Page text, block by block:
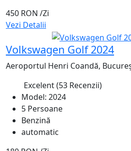
450 RON /Zi
Vezi Detalii
Volkswagen Golf 2024
Aeroportul Henri Coandă,
Excelent (53 Recenzii)
Model: 2024
5 Persoane
Benzină
automatic